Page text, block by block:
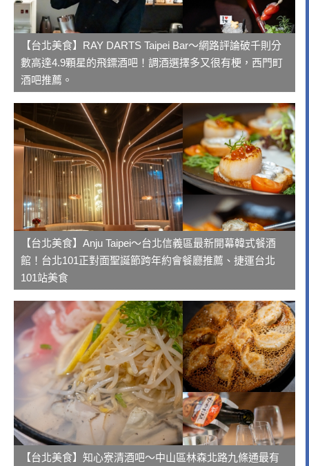
【台北美食】RAY DARTS Taipei Bar～網路評論破千則分
數高達4.9顆星的飛鏢酒吧！調酒選擇多又很有梗，西門町
酒吧推薦。
【台北美食】Anju Taipei～台北信義區最新開幕韓式餐酒
館！台北101正對面聖誕節跨年約會餐廳推薦、捷運台北
101站美食
【台北美食】知心寮清酒吧～中山區林森北路九條通最有